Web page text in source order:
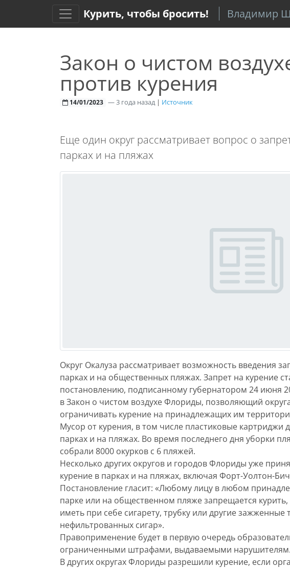
Курить, чтобы бросить! Владимир
Закон о чистом
против курения
14/01/2023 —3 года назад | Источник
Еще один округ рассматривает вопрос о
парках и на пляжах
Округ Окалуза рассматривает возможность введения
парках и на общественных пляжах. Запрет на курение
постановлению, подписанному губернатором 24 июня
в Закон о чистом воздухе Флориды, позволяющий
ограничивать курение на принадлежащих им
Мусор от курения, в том числе пластиковые картриджи
парках и на пляжах. Во время последнего дня уборки
собрали 8000 окурков с 6 пляжей.
Несколько других округов и городов Флориды уже
курение в парках и на пляжах, включая Форт-Уолтон-
Постановление гласит: «Любому лицу в любом
парке или на общественном пляже запрещается
иметь при себе сигарету, трубку или другие
нефильтрованных сигар».
Правоприменение будет в первую очередь
ограниченными штрафами, выдаваемыми нарушителям.
В других округах Флориды разрешили курение, если